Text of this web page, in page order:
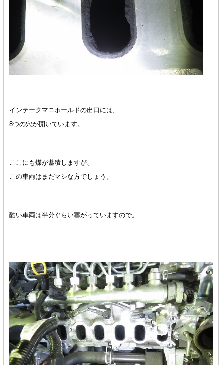
インテークマニホールドの出口には、
8つの穴が開いています。
ここにも煤が蓄積しますが、
この車両はまだマシな方でしょう。
酷い車両は半分ぐらい塞がっていますので。